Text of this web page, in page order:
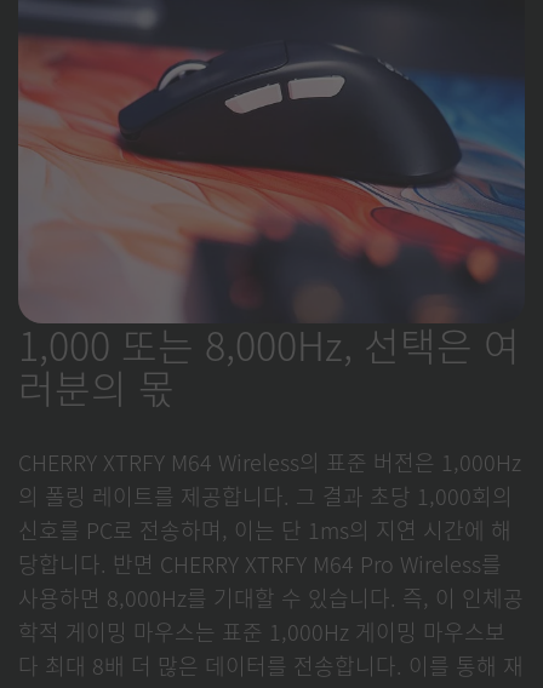
1,000 또는 8,000Hz, 선택은 여
러분의 몫
CHERRY XTRFY M64 Wireless의 표준 버전은 1,000Hz
의 폴링 레이트를 제공합니다. 그 결과 초당 1,000회의
신호를 PC로 전송하며, 이는 단 1ms의 지연 시간에 해
당합니다. 반면 CHERRY XTRFY M64 Pro Wireless를
사용하면 8,000Hz를 기대할 수 있습니다. 즉, 이 인체공
학적 게이밍 마우스는 표준 1,000Hz 게이밍 마우스보
다 최대 8배 더 많은 데이터를 전송합니다. 이를 통해 재